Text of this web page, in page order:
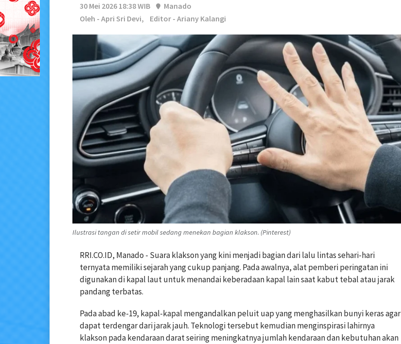
30 Mei 2026 18:38 WIB
Manado
Oleh - Apri Sri Devi,
Editor - Ariany Kalangi
Ilustrasi tangan di setir mobil sedang menekan bagian klakson. (Pinterest)
RRI.CO.ID, Manado - Suara klakson yang kini menjadi bagian dari lalu lintas sehari-hari
ternyata memiliki sejarah yang cukup panjang. Pada awalnya, alat pemberi peringatan ini
digunakan di kapal laut untuk menandai keberadaan kapal lain saat kabut tebal atau jarak
pandang terbatas.
Pada abad ke-19, kapal-kapal mengandalkan peluit uap yang menghasilkan bunyi keras agar
dapat terdengar dari jarak jauh. Teknologi tersebut kemudian menginspirasi lahirnya
klakson pada kendaraan darat seiring meningkatnya jumlah kendaraan dan kebutuhan akan